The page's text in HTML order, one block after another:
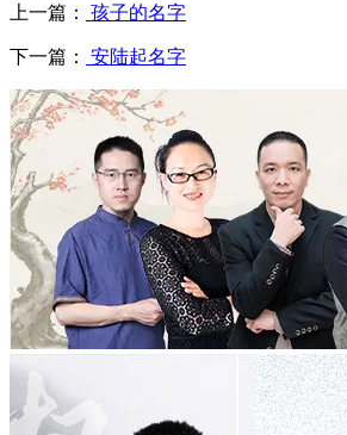
上一篇： 孩子的名字
下一篇： 安陆起名字